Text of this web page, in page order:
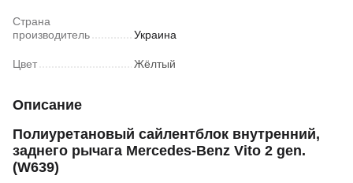
Страна
производитель
Украина
Цвет Жёлтый
Описание
Полиуретановый сайлентблок внутренний,
заднего рычага Mercedes-Benz Vito 2 gen.
(W639)